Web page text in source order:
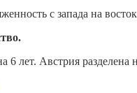
с запада на
лет. Австрия